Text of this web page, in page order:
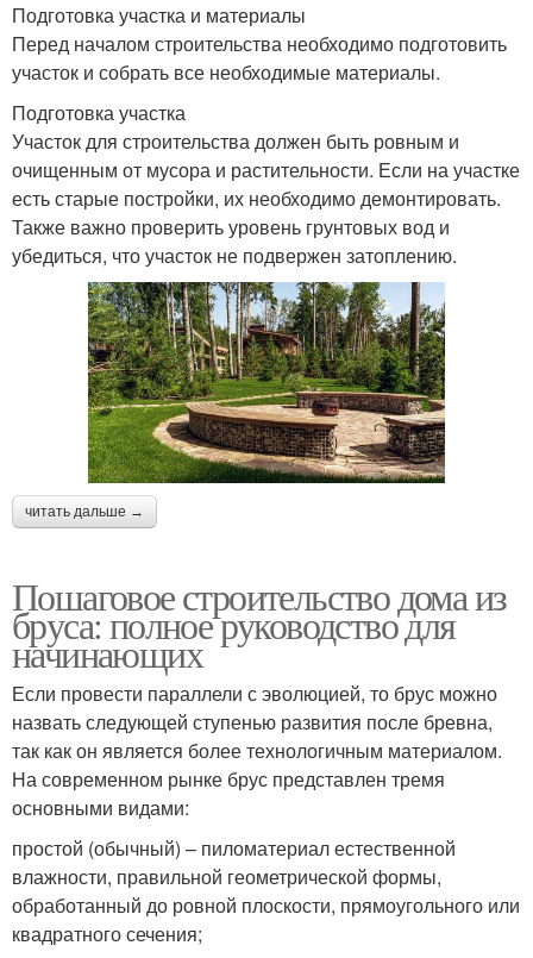
Подготовка участка и материалы
Перед началом строительства необходимо подготовить
участок и собрать все необходимые материалы.
Подготовка участка
Участок для строительства должен быть ровным и
очищенным от мусора и растительности. Если на участке
есть старые постройки, их необходимо демонтировать.
Также важно проверить уровень грунтовых вод и
убедиться, что участок не подвержен затоплению.
читать дальше →
Пошаговое строительство дома из
бруса: полное руководство для
начинающих
Если провести параллели с эволюцией, то брус можно
назвать следующей ступенью развития после бревна,
так как он является более технологичным материалом.
На современном рынке брус представлен тремя
основными видами:
простой (обычный) – пиломатериал естественной
влажности, правильной геометрической формы,
обработанный до ровной плоскости, прямоугольного или
квадратного сечения;